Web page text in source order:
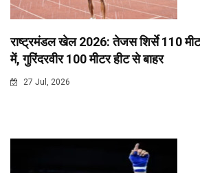
राष्ट्रमंडल खेल 2026: तेजस शिर्से 110
में, गुरिंदरवीर 100 मीटर हीट से बाहर
27 Jul, 2026